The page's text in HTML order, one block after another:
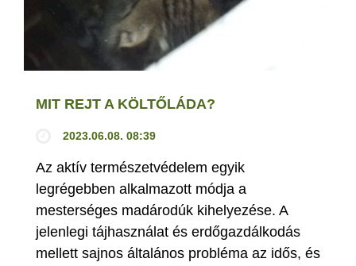
MIT REJT A KÖLTŐLÁDA?
2023.06.08. 08:39
Az aktív természetvédelem egyik
legrégebben alkalmazott módja a
mesterséges madárodúk kihelyezése. A
jelenlegi tájhasználat és erdőgazdálkodás
mellett sajnos általános probléma az idős, és